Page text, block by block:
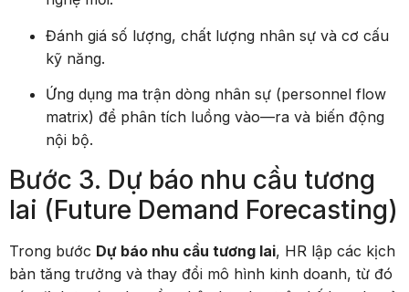
Đánh giá số lượng, chất lượng nhân sự và cơ cấu
kỹ năng.
Ứng dụng ma trận dòng nhân sự (personnel flow
matrix) để phân tích luồng vào—ra và biến động
nội bộ.
Bước 3. Dự báo nhu cầu tương
lai (Future Demand Forecasting)
Trong bước Dự báo nhu cầu tương lai, HR lập các kịch
bản tăng trưởng và thay đổi mô hình kinh doanh, từ đó